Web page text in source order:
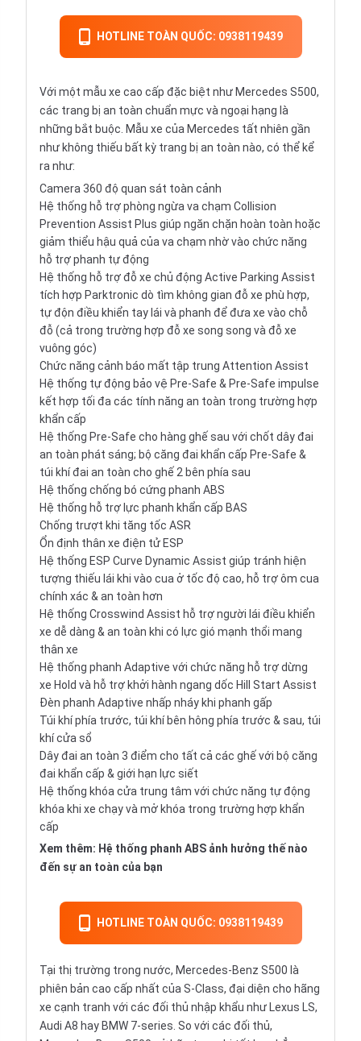
HOTLINE TOÀN QUỐC: 0938119439
Với một mẫu xe cao cấp đặc biệt như Mercedes S500,
các trang bị an toàn chuẩn mực và ngoại hạng là
những bắt buộc. Mẫu xe của Mercedes tất nhiên gần
như không thiếu bất kỳ trang bị an toàn nào, có thể kể
ra như:
Camera 360 độ quan sát toàn cảnh
Hệ thống hỗ trợ phòng ngừa va chạm Collision
Prevention Assist Plus giúp ngăn chặn hoàn toàn hoặc
giảm thiểu hậu quả của va chạm nhờ vào chức năng
hỗ trợ phanh tự động
Hệ thống hỗ trợ đỗ xe chủ động Active Parking Assist
tích hợp Parktronic dò tìm không gian đỗ xe phù hợp,
tự độn điều khiển tay lái và phanh để đưa xe vào chỗ
đỗ (cả trong trường hợp đỗ xe song song và đỗ xe
vuông góc)
Chức năng cảnh báo mất tập trung Attention Assist
Hệ thống tự động bảo vệ Pre-Safe & Pre-Safe impulse
kết hợp tối đa các tính năng an toàn trong trường hợp
khẩn cấp
Hệ thống Pre-Safe cho hàng ghế sau với chốt dây đai
an toàn phát sáng; bộ căng đai khẩn cấp Pre-Safe &
túi khí đai an toàn cho ghế 2 bên phía sau
Hệ thống chống bó cứng phanh ABS
Hệ thống hỗ trợ lực phanh khẩn cấp BAS
Chống trượt khi tăng tốc ASR
Ổn định thân xe điện tử ESP
Hệ thống ESP Curve Dynamic Assist giúp tránh hiện
tượng thiếu lái khi vào cua ở tốc độ cao, hỗ trợ ôm cua
chính xác & an toàn hơn
Hệ thống Crosswind Assist hỗ trợ người lái điều khiển
xe dễ dàng & an toàn khi có lực gió mạnh thổi mang
thân xe
Hệ thống phanh Adaptive với chức năng hỗ trợ dừng
xe Hold và hỗ trợ khởi hành ngang dốc Hill Start Assist
Đèn phanh Adaptive nhấp nháy khi phanh gấp
Túi khí phía trước, túi khí bên hông phía trước & sau, túi
khí cửa sổ
Dây đai an toàn 3 điểm cho tất cả các ghế với bộ căng
đai khẩn cấp & giới hạn lực siết
Hệ thống khóa cửa trung tâm với chức năng tự động
khóa khi xe chạy và mở khóa trong trường hợp khẩn
cấp
Xem thêm: Hệ thống phanh ABS ảnh hưởng thế nào
đến sự an toàn của bạn
HOTLINE TOÀN QUỐC: 0938119439
Tại thị trường trong nước, Mercedes-Benz S500 là
phiên bản cao cấp nhất của S-Class, đại diện cho hãng
xe cạnh tranh với các đối thủ nhập khẩu như Lexus LS,
Audi A8 hay BMW 7-series. So với các đối thủ,